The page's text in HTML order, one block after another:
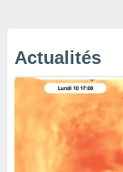
Actualités